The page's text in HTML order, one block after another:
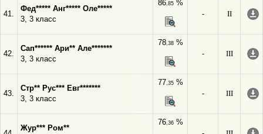
41.
Фед***** Анг***** Оле*****
3, 3 класс
86,85%
-
II
42.
Сап****** Ари** Але*******
3, 3 класс
78,38%
-
III
43.
Стр** Рус*** Евг*******
3, 3 класс
77,35%
-
III
Жур*** Ром**
76,36%